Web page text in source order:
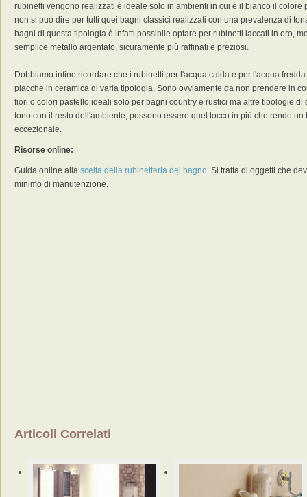
rubinetti vengono realizzati è ideale solo in ambienti in cui è il bianco il colore
non si può dire per tutti quei bagni classici realizzati con una prevalenza di
bagni di questa tipologia è infatti possibile optare per rubinetti laccati in oro,
semplice metallo argentato, sicuramente più raffinati e preziosi.
Dobbiamo infine ricordare che i rubinetti per l'acqua calda e per l'acqua
placche in ceramica di varia tipologia. Sono ovviamente da non prendere in
fiori o colori pastello ideali solo per bagni country e rustici ma altre tipologie
tono con il resto dell'ambiente, possono essere quel tocco in più che rende
eccezionale.
Risorse online:
Guida online alla scelta della rubinetteria del bagno. Si tratta di oggetti che
minimo di manutenzione.
Articoli Correlati